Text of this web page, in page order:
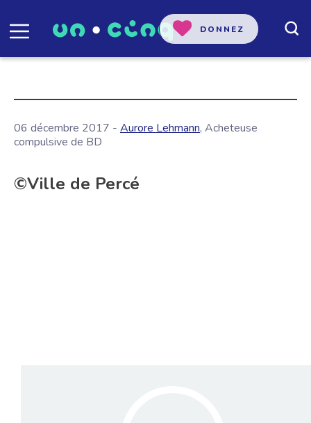
DONNEZ
06 décembre 2017 - Aurore Lehmann, Acheteuse
compulsive de BD
©Ville de Percé